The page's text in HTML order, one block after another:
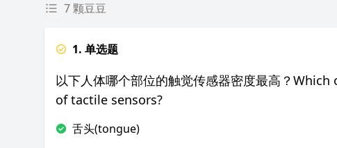
7 颗豆豆
1. 单选题
以下人体哪个部位的触觉传感器密度最高？
of tactile sensors?
舌头(tongue)